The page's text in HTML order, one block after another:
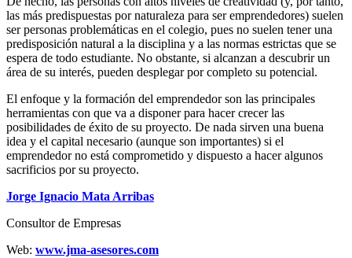
las más predispuestas por naturaleza para ser emprendedores) suelen
ser personas problemáticas en el colegio, pues no suelen tener una
predisposición natural a la disciplina y a las normas estrictas que se
espera de todo estudiante. No obstante, si alcanzan a descubrir un
área de su interés, pueden desplegar por completo su potencial.
El enfoque y la formación del emprendedor son las principales
herramientas con que va a disponer para hacer crecer las
posibilidades de éxito de su proyecto. De nada sirven una buena
idea y el capital necesario (aunque son importantes) si el
emprendedor no está comprometido y dispuesto a hacer algunos
sacrificios por su proyecto.
Jorge Ignacio Mata Arribas
Consultor de Empresas
Web: www.jma-asesores.com